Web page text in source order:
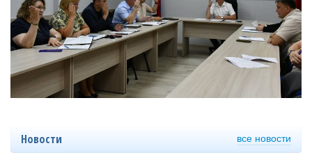
Новости все новости